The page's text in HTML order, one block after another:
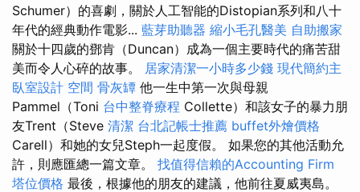
Schumer）的喜劇，關於人工智能的Distopian系列和八十
年代的經典動作電影... 藍芽助聽器 縮小毛孔醫美 自助搬家
關於十四歲的鄧肯（Duncan）成為一個主要時代的痛苦甜
美而令人心碎的故事。 居家清潔一小時多少錢 現代簡約主
臥室設計 空間 骨灰罈 他一生中第一次與母親
Pammel（Toni 台中整脊療程 Collette）和該女子的暴力朋
友Trent（Steve 清潔 台北記帳士推薦 buffet外燴價格
Carell）和她的女兒Steph一起度假。 如果您的其他活動允
許，則應匯總一篇文章。 找值得信賴的Accounting Firm
塔位價格 最後，根據他的朋友的建議，他前往夏威夷島。